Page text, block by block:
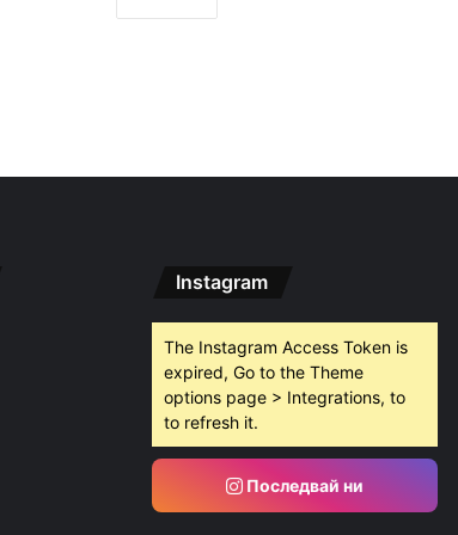
събота, 8 август, 2026
петък, 7 август, 2026
петък, 7 август, 2026
Над 5 кг наркотици иззети в Пловдивско за месец
Instagram
The Instagram Access Token is
expired, Go to the Theme
options page > Integrations, to
to refresh it.
Последвай ни